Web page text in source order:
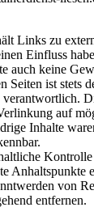
Links zu
Einfluss
auch keine
Seiten ist stets
verantwortlich.
auf
Inhalte
Anhaltspunkte
von
entfernen.